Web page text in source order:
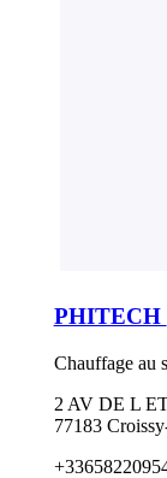
PHITECH
Chauffage au
2 AV DE L
77183